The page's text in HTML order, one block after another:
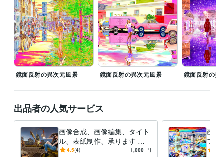
学歴
東京都立工芸高等学校 1988年3月 ~ 1990年2月
鏡面反射の異次元風景 鏡面反射の異次元風景 鏡面反射の異
出品者の人気サービス
画像合成、画像編集、タイト
ル、表紙制作、承ります シ
ュールで異次元な世界の空間
4.5(4) 1,000 円
画像
フト
で、